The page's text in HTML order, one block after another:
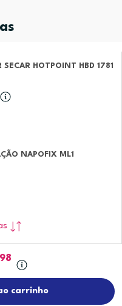
SECAR HOTPOINT HBD 1781
NAPOFIX ML1
carrinho